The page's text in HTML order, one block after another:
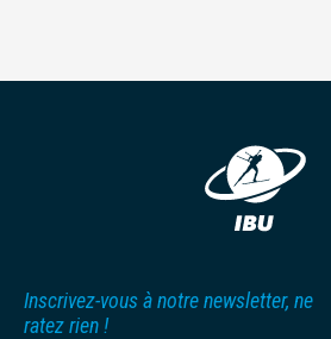
Inscrivez-vous à notre newsletter, ne
ratez rien !